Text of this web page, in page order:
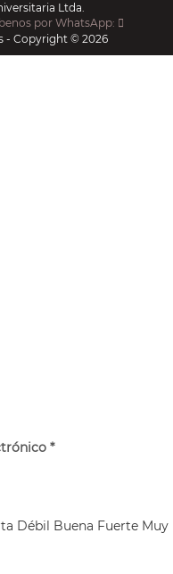
Ltda.
por WhatsApp:
- Copyright © 2026
*
Débil Buena Fuerte Muy